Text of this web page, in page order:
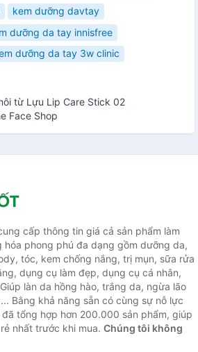
kem dưỡng davtay
dưỡng da tay innisfree
dưỡng da tay 3w clinic
từ Lựu Lip Care Stick 02
Face Shop
cấp thông tin giá cả sản phẩm làm
hóa phong phú đa dạng gồm dưỡng da,
tóc, kem chống nắng, trị mụn, sữa rửa
dụng cụ làm đẹp, dụng cụ cá nhân,
làn da hồng hào, trắng da, ngừa lão
Bằng khả năng sẵn có cùng sự nỗ lực
tổng hợp hơn 200.000 sản phẩm, giúp
nhất trước khi mua. Chúng tôi không